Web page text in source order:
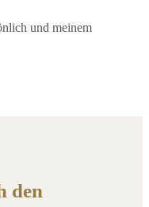
und meinem
den